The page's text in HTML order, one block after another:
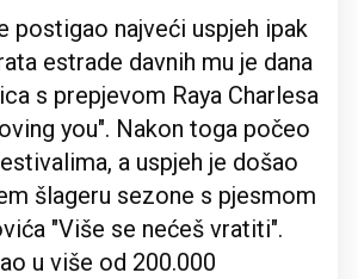
postigao najveći uspjeh ipak
estrade davnih mu je dana
s prepjevom Raya Charlesa
you". Nakon toga počeo
a uspjeh je došao
šlageru sezone s pjesmom
"Više se nećeš vratiti".
u više od 200.000